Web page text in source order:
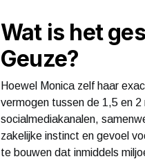
Wat is het
Geuze?
Hoewel Monica zelf haar
vermogen tussen de 1,5 en
socialmediakanalen,
zakelijke instinct en gevoel
te bouwen dat inmiddels